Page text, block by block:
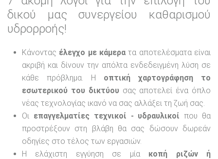
δικού μας συνεργείου καθαρισμού
υδρορροής!
Κάνοντας έλεγχο με κάμερα τα αποτελέσματα είναι
ακριβή και δίνουν την απόλτα ενδεδειγμένη λύση σε
κάθε πρόβλημα. Η οπτική χαρτογράφηση το
εσωτερικού του δικτύουσας αποτελεί ένα όπλο
νέας τεχνολογίας ικανό να σας αλλάξει τη ζωή σας.
Οι επαγγελματίες τεχνικοί - υδραυλικοί που θα
προστρέξουν στη βλάβη θα σας δώσουν δωρεάν
οδηγίες στο τέλος των εργασιών.
Η ελάχιστη εγγύηση σε μία κοπή ριζών ή